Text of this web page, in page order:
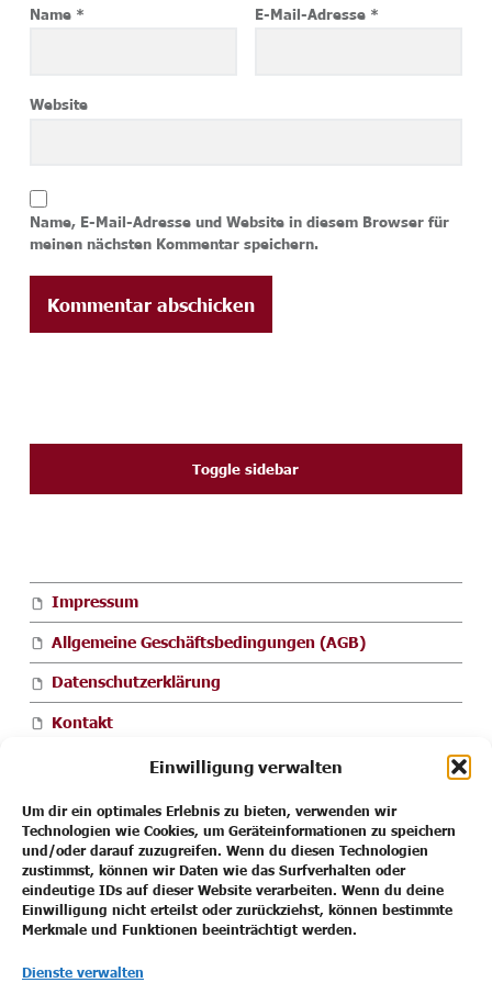
Einwilligung verwalten
Um dir ein optimales Erlebnis zu bieten, verwenden wir
Technologien wie Cookies, um Geräteinformationen zu speichern
und/oder darauf zuzugreifen. Wenn du diesen Technologien
zustimmst, können wir Daten wie das Surfverhalten oder
eindeutige IDs auf dieser Website verarbeiten. Wenn du deine
Einwilligung nicht erteilst oder zurückziehst, können bestimmte
Merkmale und Funktionen beeinträchtigt werden.
Dienste verwalten
Name * E-Mail-Adresse *
Website
Name, E-Mail-Adresse und Website in diesem Browser für
meinen nächsten Kommentar speichern.
SIDEBAR
Toggle sidebar
FOOTER SIDEBAR
Impressum
Allgemeine Geschäftsbedingungen (AGB)
Datenschutzerklärung
Kontakt
Cookie-Richtlinie (EU)
Impressum
Allgemeine Geschäftsbedingungen (AGB)
Kontakt